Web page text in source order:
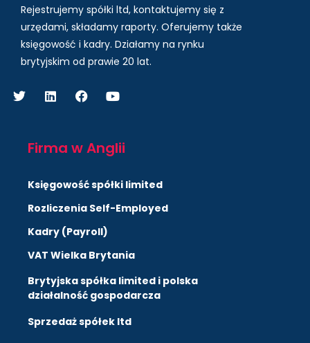
Rejestrujemy spółki ltd, kontaktujemy się z
urzędami, składamy raporty. Oferujemy także
księgowość i kadry. Działamy na rynku
brytyjskim od prawie 20 lat.
Firma w Anglii
Księgowość spółki limited
Rozliczenia Self-Employed
Kadry (Payroll)
VAT Wielka Brytania
Brytyjska spółka limited i polska
działalność gospodarcza
Sprzedaż spółek ltd